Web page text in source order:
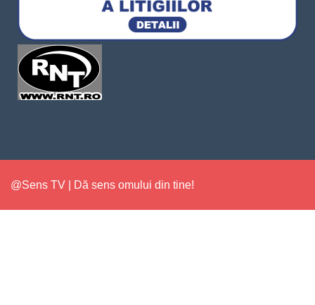
@Sens TV | Dă sens omului din tine!